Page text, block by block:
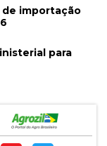
importação
para